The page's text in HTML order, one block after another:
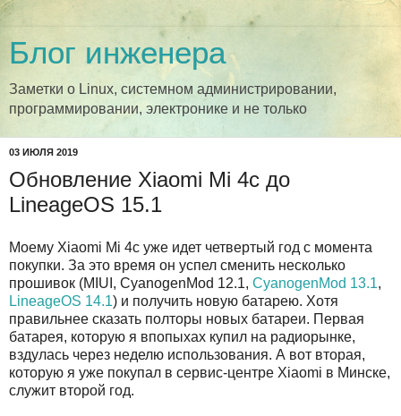
Блог инженера
Заметки о Linux, системном администрировании,
программировании, электронике и не только
03 ИЮЛЯ 2019
Обновление Xiaomi Mi 4c до
LineageOS 15.1
Моему Xiaomi Mi 4c уже идет четвертый год с момента
покупки. За это время он успел сменить несколько
прошивок (MIUI, CyanogenMod 12.1, CyanogenMod 13.1,
LineageOS 14.1) и получить новую батарею. Хотя
правильнее сказать полторы новых батареи. Первая
батарея, которую я впопыхах купил на радиорынке,
вздулась через неделю использования. А вот вторая,
которую я уже покупал в сервис-центре Xiaomi в Минске,
служит второй год.